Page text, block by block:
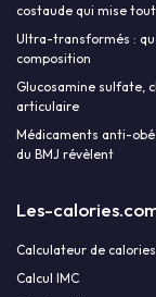
costaude qui mise tout
Ultra-transformés :
composition
Glucosamine sulfate,
articulaire
Médicaments anti-
du BMJ révèlent
Les-
Calculateur de calories
Calcul IMC